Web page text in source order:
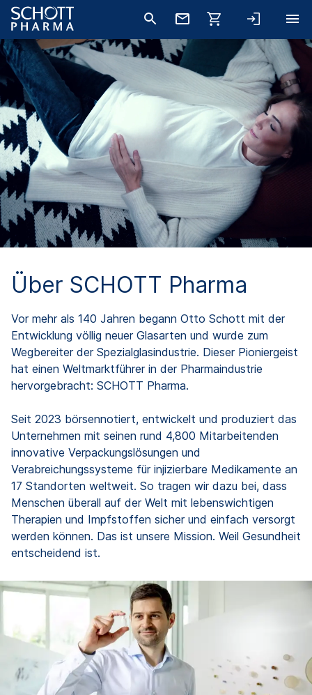
Über SCHOTT Pharma
Vor mehr als 140 Jahren begann Otto Schott mit der
Entwicklung völlig neuer Glasarten und wurde zum
Wegbereiter der Spezialglasindustrie. Dieser Pioniergeist
hat einen Weltmarktführer in der Pharmaindustrie
hervorgebracht: SCHOTT Pharma.
Seit 2023 börsennotiert, entwickelt und produziert das
Unternehmen mit seinen rund 4,800 Mitarbeitenden
innovative Verpackungslösungen und
Verabreichungssysteme für injizierbare Medikamente an
17 Standorten weltweit. So tragen wir dazu bei, dass
Menschen überall auf der Welt mit lebenswichtigen
Therapien und Impfstoffen sicher und einfach versorgt
werden können. Das ist unsere Mission. Weil Gesundheit
entscheidend ist.